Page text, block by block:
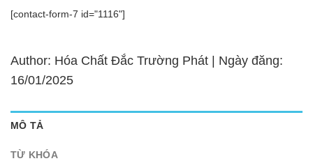
[contact-form-7 id="1116"]
Author: Hóa Chất Đắc Trường Phát | Ngày đăng:
16/01/2025
MÔ TẢ
TỪ KHÓA